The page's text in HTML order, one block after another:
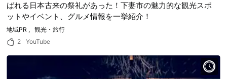
ばれる日本古来の祭礼があった！下妻市の魅力的な観光スポ
ットやイベント、グルメ情報を一挙紹介！
地域PR
観光・旅行
2
YouTube